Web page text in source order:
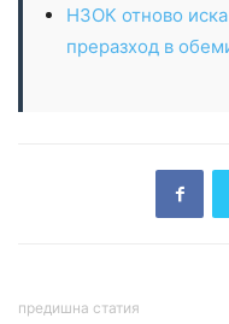
НЗОК отново
преразход в
предишна статия